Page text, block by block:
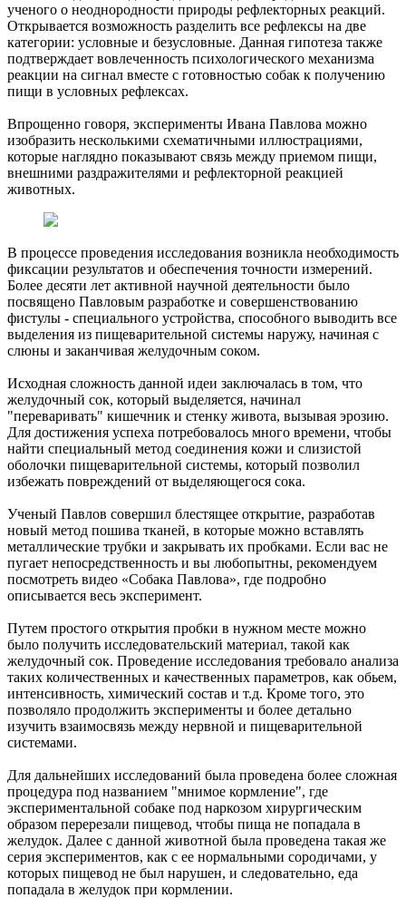
ученого о неоднородности природы рефлекторных реакций.
Открывается возможность разделить все рефлексы на две
категории: условные и безусловные. Данная гипотеза также
подтверждает вовлеченность психологического механизма
реакции на сигнал вместе с готовностью собак к получению
пищи в условных рефлексах.
Впрощенно говоря, эксперименты Ивана Павлова можно
изобразить несколькими схематичными иллюстрациями,
которые наглядно показывают связь между приемом пищи,
внешними раздражителями и рефлекторной реакцией
животных.
В процессе проведения исследования возникла необходимость
фиксации результатов и обеспечения точности измерений.
Более десяти лет активной научной деятельности было
посвящено Павловым разработке и совершенствованию
фистулы - специального устройства, способного выводить все
выделения из пищеварительной системы наружу, начиная с
слюны и заканчивая желудочным соком.
Исходная сложность данной идеи заключалась в том, что
желудочный сок, который выделяется, начинал
"переваривать" кишечник и стенку живота, вызывая эрозию.
Для достижения успеха потребовалось много времени, чтобы
найти специальный метод соединения кожи и слизистой
оболочки пищеварительной системы, который позволил
избежать повреждений от выделяющегося сока.
Ученый Павлов совершил блестящее открытие, разработав
новый метод пошива тканей, в которые можно вставлять
металлические трубки и закрывать их пробками. Если вас не
пугает непосредственность и вы любопытны, рекомендуем
посмотреть видео «Собака Павлова», где подробно
описывается весь эксперимент.
Путем простого открытия пробки в нужном месте можно
было получить исследовательский материал, такой как
желудочный сок. Проведение исследования требовало анализа
таких количественных и качественных параметров, как обьем,
интенсивность, химический состав и т.д. Кроме того, это
позволяло продолжить эксперименты и более детально
изучить взаимосвязь между нервной и пищеварительной
системами.
Для дальнейших исследований была проведена более сложная
процедура под названием "мнимое кормление", где
экспериментальной собаке под наркозом хирургическим
образом перерезали пищевод, чтобы пища не попадала в
желудок. Далее с данной животной была проведена такая же
серия экспериментов, как с ее нормальными сородичами, у
которых пищевод не был нарушен, и следовательно, еда
попадала в желудок при кормлении.